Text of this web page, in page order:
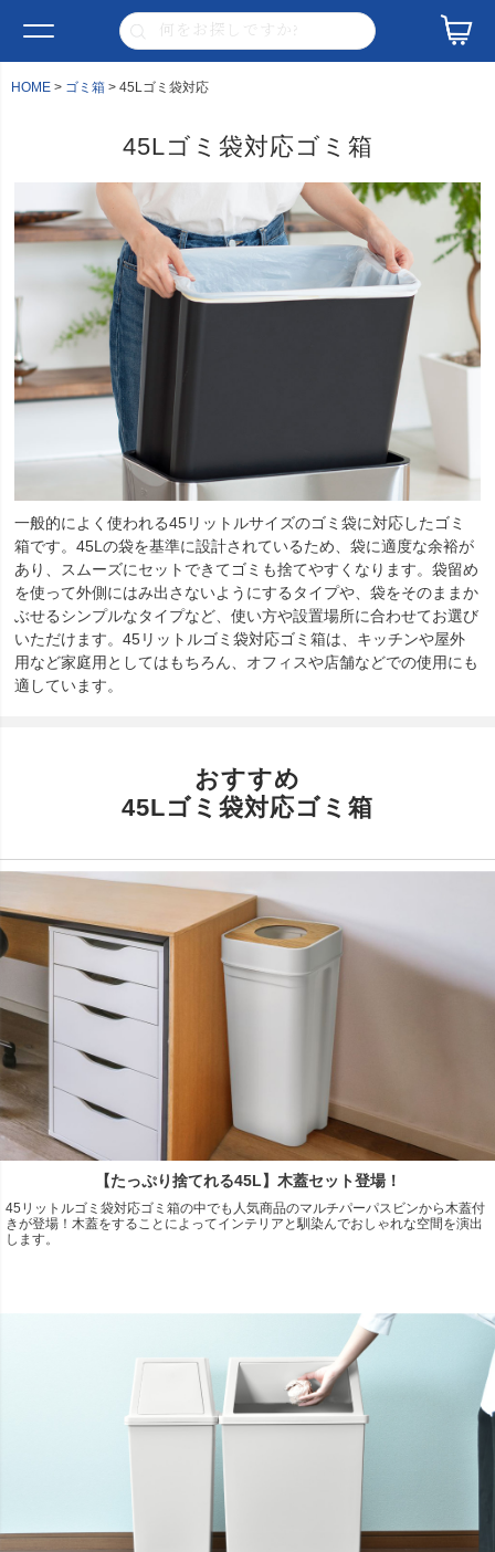
HOME ゴミ箱 45Lゴミ袋対応
45Lゴミ袋対応ゴミ箱
一般的によく使われる45リットルサイズのゴミ袋に対応したゴミ
箱です。45Lの袋を基準に設計されているため、袋に適度な余裕が
あり、スムーズにセットできてゴミも捨てやすくなります。袋留め
を使って外側にはみ出さないようにするタイプや、袋をそのままか
ぶせるシンプルなタイプなど、使い方や設置場所に合わせてお選び
いただけます。45リットルゴミ袋対応ゴミ箱は、キッチンや屋外
用など家庭用としてはもちろん、オフィスや店舗などでの使用にも
適しています。
おすすめ
45Lゴミ袋対応ゴミ箱
【たっぷり捨てれる45L】木蓋セット登場！
45リットルゴミ袋対応ゴミ箱の中でも人気商品のマルチパーパスビンから木蓋付
きが登場！木蓋をすることによってインテリアと馴染んでおしゃれな空間を演出
します。